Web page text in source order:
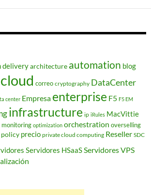
deliveryarchitecture automation blog
cloud correo cryptography DataCenter
center Empresa enterprise F5 F5 EM
infrastructure ip iRules MacVittie
monitoring optimization orchestration overselling
policy precio private cloud computing Reseller SDC
Servidores HSaaSServidores VPS